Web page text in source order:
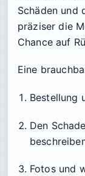
Schäden und
präziser die
Chance auf
Eine
Bestellung
Den
Fotos und